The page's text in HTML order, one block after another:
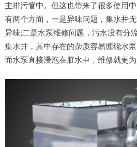
主排污管中。但这也带来了很多使用
有两个方面，一是异味问题，集水井
异味;二是水泵维修问题，污水没有分
集水井，其中存在的杂质容易缠绕水
而水泵直接浸泡在脏水中，维修就更为